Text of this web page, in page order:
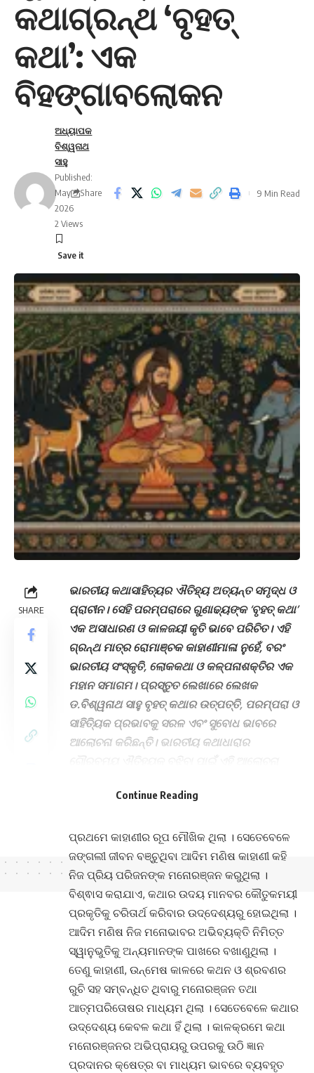
କଥାଗ୍ରନ୍ଥ ‘ବୃହତ୍
କଥା’: ଏକ
ବିହଙ୍ଗାବଲୋକନ
ଅଧ୍ୟାପକ
ବିଶ୍ୱନାଥ
ସାହୁ
Published:
May 9,
2026
2 Views
Share 9 Min Read
SHARE
ଭାରତୀୟ କଥାସାହିତ୍ୟର ଐତିହ୍ୟ ଅତ୍ୟନ୍ତ ସମୃଦ୍ଧ ଓ
ପ୍ରାଚୀନ। ସେହି ପରମ୍ପରାରେ ଗୁଣାଢ୍ୟଙ୍କ ‘ବୃହତ୍ କଥା’
ଏକ ଅସାଧାରଣ ଓ କାଳଜୟୀ କୃତି ଭାବେ ପରିଚିତ। ଏହି
ଗ୍ରନ୍ଥ ମାତ୍ର ରୋମାଞ୍ଚକ କାହାଣୀମାଳା ନୁହେଁ, ବରଂ
ଭାରତୀୟ ସଂସ୍କୃତି, ଲୋକକଥା ଓ କଳ୍ପନାଶକ୍ତିର ଏକ
ମହାନ ସମାଗମ। ପ୍ରସ୍ତୁତ ଲେଖାରେ ଲେଖକ
ଡ.ବିଶ୍ୱନାଥ ସାହୁ ବୃହତ୍ କଥାର ଉତ୍ପତ୍ତି, ପରମ୍ପରା ଓ
ସାହିତ୍ୟିକ ପ୍ରଭାବକୁ ସରଳ ଏବଂ ସୁବୋଧ ଭାବରେ
ଆଲୋଚନା କରିଛନ୍ତି। ଭାରତୀୟ କଥାଧାରାର
ଆମର ଆଶା । – ସମ୍ପାଦକ
ପ୍ରଥମେ କାହାଣୀର ରୂପ ମୌଖିକ ଥିଲା । ସେତେବେଳେ
ଜଙ୍ଗଲୀ ଜୀବନ ବଞ୍ଚୁଥିବା ଆଦିମ ମଣିଷ କାହାଣୀ କହି
ନିଜ ପ୍ରିୟ ପରିଜନଙ୍କ ମନୋରଞ୍ଜନ କରୁଥିଲା ।
ବିଶ୍ଵାସ କରାଯାଏ, କଥାର ଉଦୟ ମାନବର କୌତୁକମୟୀ
ପ୍ରକୃତିକୁ ଚରିତାର୍ଥ କରିବାର ଉଦ୍ଦେଶ୍ୟରୁ ହୋଇଥିଲା ।
ଆଦିମ ମଣିଷ ନିଜ ମନୋଭାବର ଅଭିବ୍ୟକ୍ତି ନିମିତ୍ତ
ସ୍ୱାନୁଭୁତିକୁ ଅନ୍ୟମାନଙ୍କ ପାଖରେ ବଖାଣୁଥିଲା ।
ତେଣୁ କାହାଣୀ, ଉନ୍ମେଷ କାଳରେ କଥନ ଓ ଶ୍ରବଣର
ରୁଚି ସହ ସମ୍ବନ୍ଧିତ ଥିବାରୁ ମନୋରଞ୍ଜନ ତଥା
ଆତ୍ମପରିତୋଷର ମାଧ୍ୟମ ଥିଲା । ସେତେବେଳେ କଥାର
ଉଦ୍ଦେଶ୍ୟ କେବଳ କଥା ହିଁ ଥିଲା । କାଳକ୍ରମେ କଥା
ମନୋରଞ୍ଜନର ଅଭିପ୍ରାୟରୁ ଉପରକୁ ଉଠି ଜ୍ଞାନ
ପ୍ରଦାନର କ୍ଷେତ୍ର ବା ମାଧ୍ୟମ ଭାବରେ ବ୍ୟବହୃତ
Continue Reading